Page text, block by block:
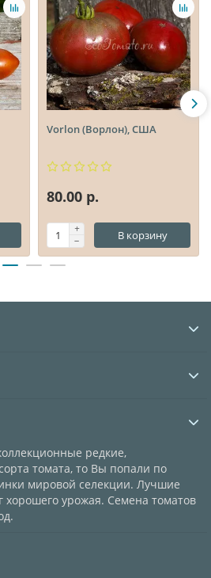
Vorlon (Ворлон), США
80.00 р.
В корзину
редкие,
томата, то Вы попали по
мировой селекции. Лучшие
хорошего урожая. Семена томатов